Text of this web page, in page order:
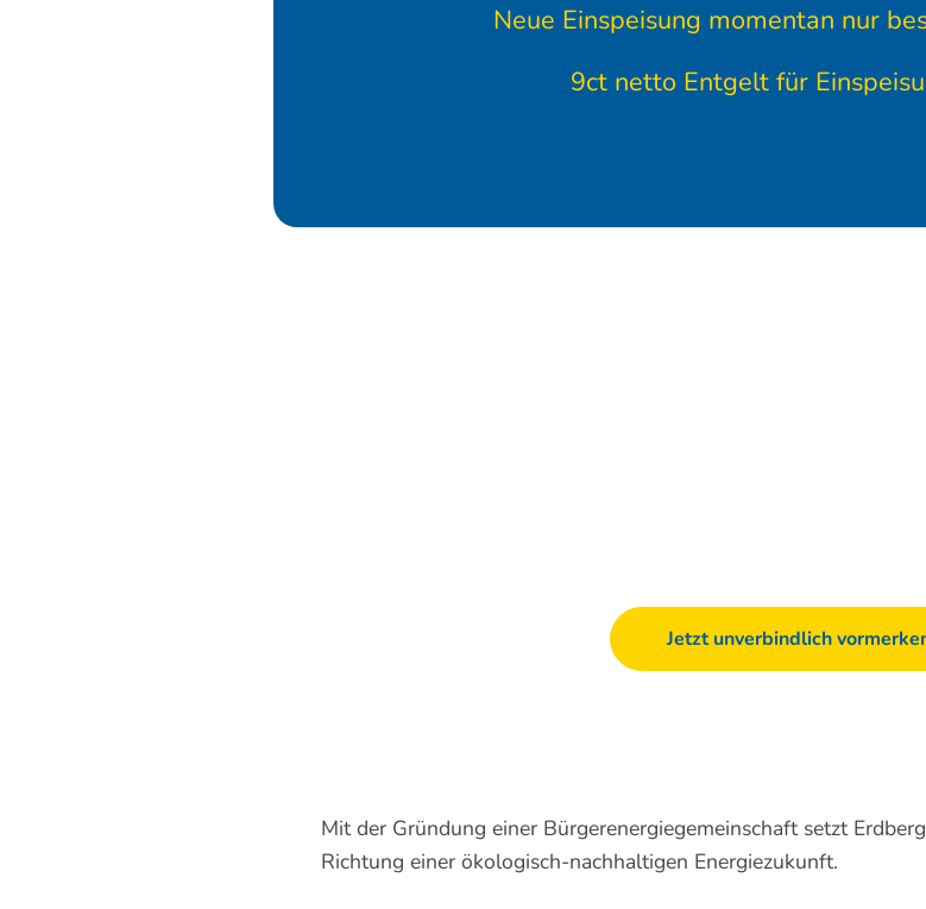
Neue Einspeisung momentan nur
9ct netto Entgelt für
Jetzt unverbindlich
Mit der Gründung einer Bürgerenergiegemeinschaft setzt
Richtung einer ökologisch-nachhaltigen Energiezukunft.